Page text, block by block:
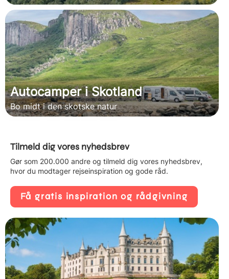
Autocamper i Skotland
Bo midt i den skotske natur
Tilmeld dig vores nyhedsbrev
Gør som 200.000 andre og tilmeld dig vores nyhedsbrev,
hvor du modtager rejseinspiration og gode råd.
Få gratis inspiration og rådgivning